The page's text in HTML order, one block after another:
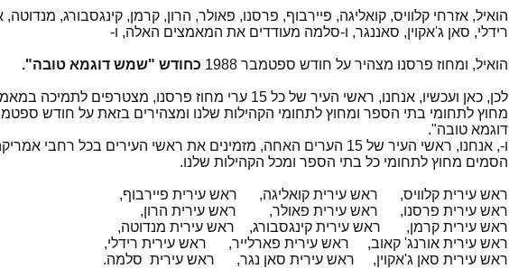
הואיל, אזרחי קלוויס, קואליגה, פיירבוף, פרסנו, פאולר, הרון, קרמן, קינגסבורג, מנדוטה,
רידלי, סאן ג'אקוין, סאננגר, ו-סלמה מעודדים את המאמצים האלה, ו-
הואיל, ומחוז פרסנו מצהיר על חודש ספטמבר 1988 כחודש "שמש דוגמא טובה".
לכן, כאן ועכשיו, אנחנו, ראשי העיר של כל 15 ערי מחוז פרסנו,
דוגמא טובה".
ו-, אנחנו, ראשי העיר של 15 הערים האחה, מזמינים את ראשי העירים בכל
הסמים מחוץ לתחומי כל בתי הספר ומכל הקהילות שלנו.
ראש עירית קלוויס, ראש עירית קואליגה, ראש עירית פיירבוף,
ראש עירית פרסנו, ראש עירית פאולר, ראש עירית הרון,
ראש עירית קרמן, ראש עירית קינגסבורג, ראש עירית מנדוטה,
ראש עירית אורנג' קאוב, ראש עירית פארלייר, ראש עירית רידלי,
ראש עירית סאן ג'אקוין, ראש עירית סאן נגר, ראש עירית סלמה.